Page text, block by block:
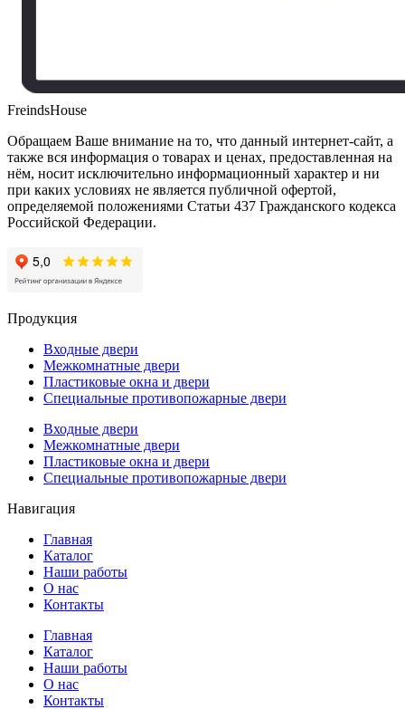
FreindsHouse
Обращаем Ваше внимание на то, что данный интернет-сайт, а
также вся информация о товарах и ценах, предоставленная на
нём, носит исключительно информационный характер и ни
при каких условиях не является публичной офертой,
определяемой положениями Статьи 437 Гражданского кодекса
Российской Федерации.
Продукция
Входные двери
Межкомнатные двери
Пластиковые окна и двери
Специальные противопожарные двери
Входные двери
Межкомнатные двери
Пластиковые окна и двери
Специальные противопожарные двери
Навигация
Главная
Каталог
Наши работы
О нас
Контакты
Главная
Каталог
Наши работы
О нас
Контакты